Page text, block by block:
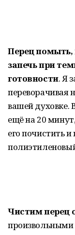
Перец помыть,
запечь при
готовности. Я
переворачивая
вашей духовке.
ещё на 20
его почистить
Чистим перец
произвольными